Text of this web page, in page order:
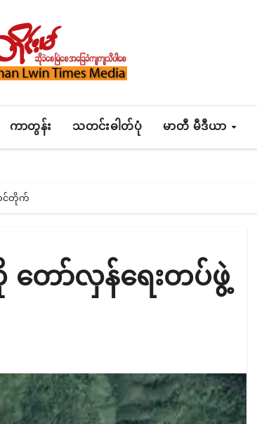
ကာတွန်း သတင်းဓါတ်ပုံ မာတီ မီဒီယာ
င်တိုက်
ော်လှန်ရေးတပ်ဖွဲ့